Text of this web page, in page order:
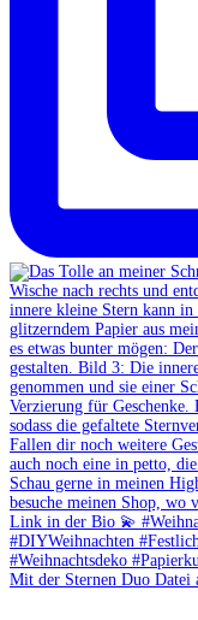
Mit der Sternen Duo Datei